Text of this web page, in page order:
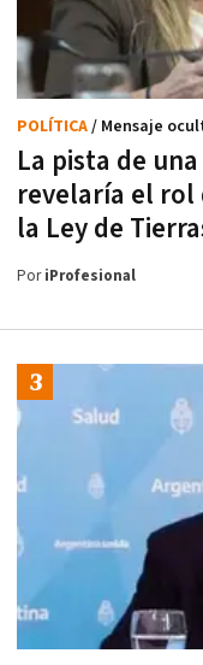
La pista de
revelaría el rol
la Ley de
POLÍTICA/ Mensaje
PoriProfesional